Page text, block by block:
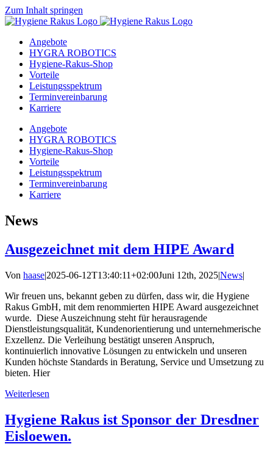
Zum Inhalt springen
Angebote
HYGRA ROBOTICS
Hygiene-Rakus-Shop
Vorteile
Leistungsspektrum
Terminvereinbarung
Karriere
Angebote
HYGRA ROBOTICS
Hygiene-Rakus-Shop
Vorteile
Leistungsspektrum
Terminvereinbarung
Karriere
News
Ausgezeichnet mit dem HIPE Award
Von haase|2025-06-12T13:40:11+02:00Juni 12th, 2025|News|
Wir freuen uns, bekannt geben zu dürfen, dass wir, die Hygiene
Rakus GmbH, mit dem renommierten HIPE Award ausgezeichnet
wurde. Diese Auszeichnung steht für herausragende
Dienstleistungsqualität, Kundenorientierung und unternehmerische
Exzellenz. Die Verleihung bestätigt unseren Anspruch,
kontinuierlich innovative Lösungen zu entwickeln und unseren
Kunden höchste Standards in Beratung, Service und Umsetzung zu
bieten. Hier
Weiterlesen
Hygiene Rakus ist Sponsor der Dresdner
Eisloewen.